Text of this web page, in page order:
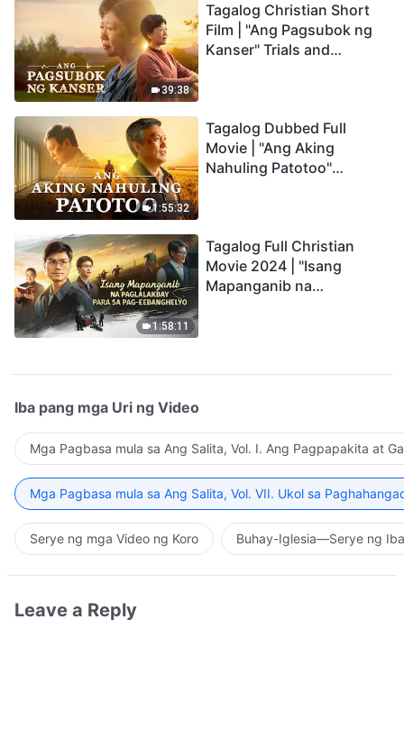
39:38
Tagalog Christian Short
Film | "Ang Pagsubok ng
Kanser" Trials and
1:55:32
Tagalog Dubbed Full
Movie | "Ang Aking
Nahuling Patotoo"
1:58:11
Tagalog Full Christian
Movie 2024 | "Isang
Mapanganib na
Iba pang mga Uri ng Video
Mga Pagbasa mula sa Ang Salita, Vol. I. Ang Pagpapakita at
Mga Pagbasa mula sa Ang Salita, Vol. VII. Ukol sa
Serye ng mga Video ng Koro Buhay-Iglesia—Serye ng
Leave a Reply